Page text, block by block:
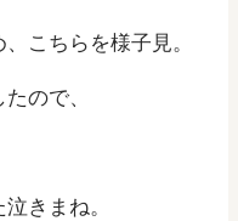
こちらを様子見。
ので、
きまね。